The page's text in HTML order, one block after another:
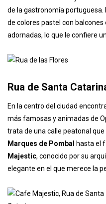
No muy lejos de la Estación
una de las calles históricas
Flores. Esta calle peatonal
de la gastronomía portuguesa.
adornadas, lo que le confiere
Rua de Santa
En la centro del ciudad
más famosas y animadas de
Marques de Pombalhasta el